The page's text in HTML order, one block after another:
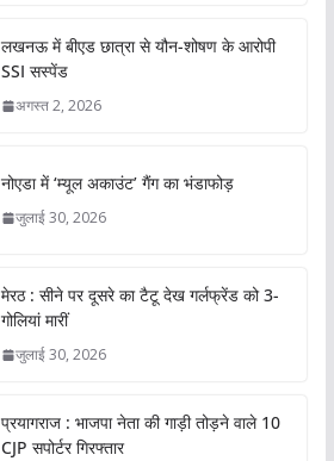
लखनऊ में बीएड छात्रा से यौन-शोषण के आरोपी
SSI सस्पेंड
अगस्त 2, 2026
नोएडा में ‘म्यूल अकाउंट’ गैंग का भंडाफोड़
जुलाई 30, 2026
मेरठ : सीने पर दूसरे का टैटू देख गर्लफ्रेंड को 3-
गोलियां मारीं
जुलाई 30, 2026
प्रयागराज : भाजपा नेता की गाड़ी तोड़ने वाले 10
CJP सपोर्टर गिरफ्तार